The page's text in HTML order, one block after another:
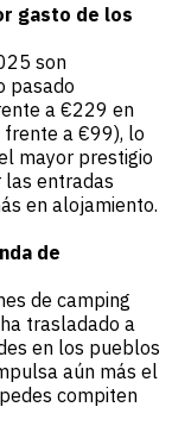
gasto de los
son
pasado
a €229 en
a €99), lo
mayor prestigio
las entradas
en alojamiento.
de
de camping
trasladado a
en los pueblos
aún más el
compiten